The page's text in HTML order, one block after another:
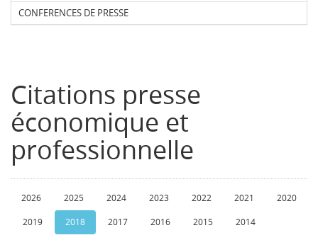
CONFERENCES DE PRESSE
Citations presse
économique et
professionnelle
2026 2025 2024 2023 2022 2021 2020
2019 2018 2017 2016 2015 2014